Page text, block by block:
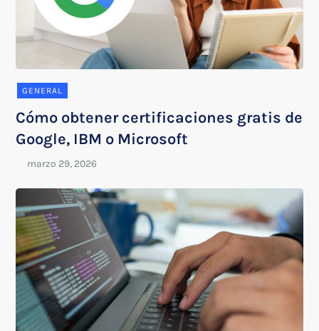
GENERAL
Cómo obtener certificaciones gratis de
Google, IBM o Microsoft